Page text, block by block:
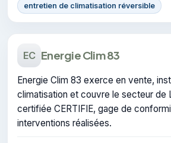
entretien de climatisation réversible
EC Energie Clim 83
Energie Clim 83 exerce en vente,
climatisation et couvre le secteur de
certifiée CERTIFIE, gage de
interventions réalisées.